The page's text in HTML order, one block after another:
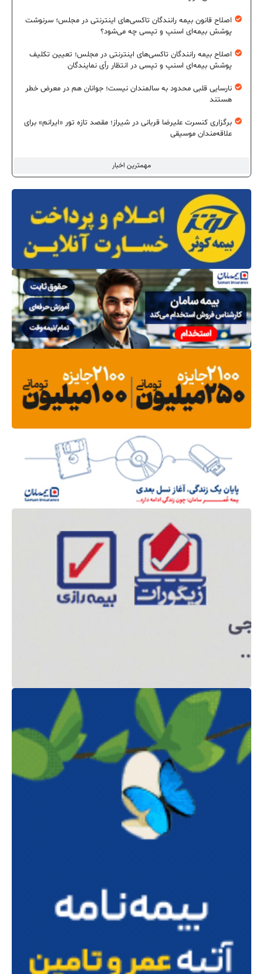
مهمترین اخبار
اصلاح قانون بیمه رانندگان تاکسی‌های اینترنتی در مجلس؛ سرنوشت
پوشش بیمه‌ای اسنپ و تپسی چه می‌شود؟
اصلاح بیمه رانندگان تاکسی‌های اینترنتی در مجلس؛ تعیین تکلیف
پوشش بیمه‌ای اسنپ و تپسی در انتظار رأی نمایندگان
نارسایی قلبی محدود به سالمندان نیست؛ جوانان هم در معرض خطر
هستند
برگزاری کنسرت علیرضا قربانی در شیراز؛ مقصد تازه تور «ایرانم» برای
علاقه‌مندان موسیقی